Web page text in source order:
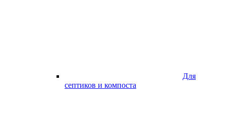
Для
септиков и компоста